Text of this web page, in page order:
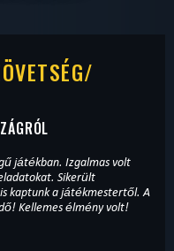
játékban. Izgalmas volt
Sikerült
kaptunk a játékmestertől. A